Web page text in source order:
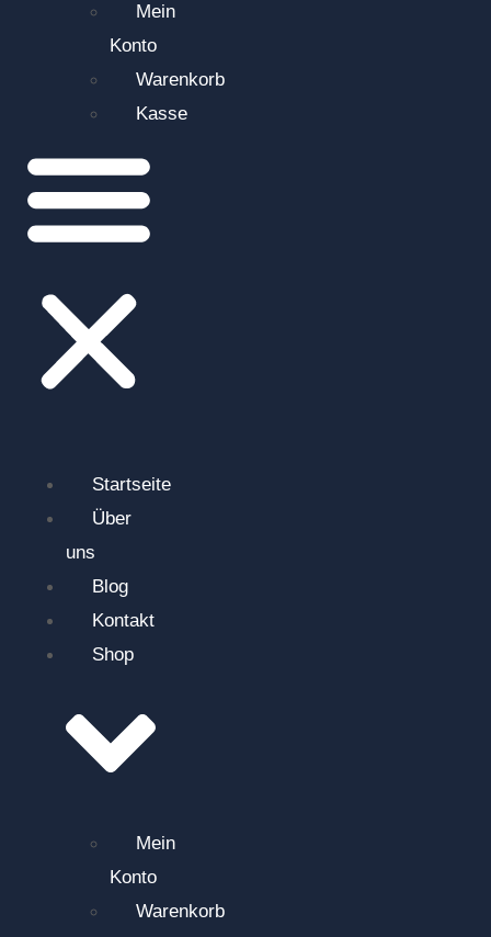
Mein
Konto
Warenkorb
Kasse
Startseite
Über
uns
Blog
Kontakt
Shop
Mein
Konto
Warenkorb